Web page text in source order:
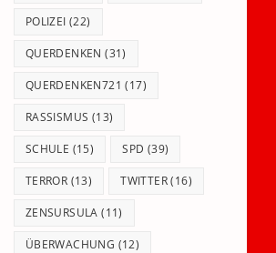
POLIZEI (22)
QUERDENKEN (31)
QUERDENKEN721 (17)
RASSISMUS (13)
SCHULE (15) SPD (39)
TERROR (13) TWITTER(16)
ZENSURSULA (11)
ÜBERWACHUNG (12)